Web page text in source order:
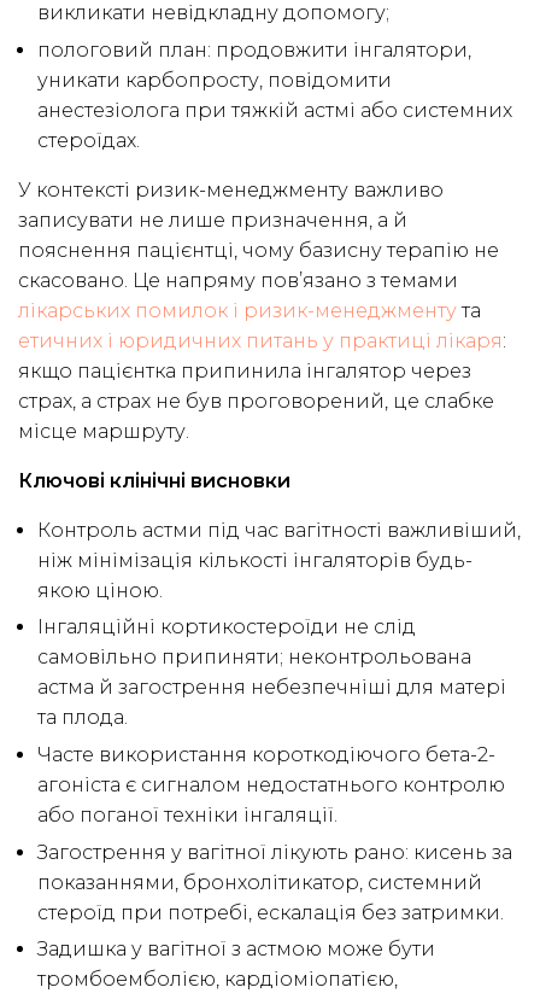
викликати невідкладну допомогу;
пологовий план: продовжити інгалятори,
уникати карбопросту, повідомити
анестезіолога при тяжкій астмі або системних
стероїдах.
У контексті ризик-менеджменту важливо
записувати не лише призначення, а й
пояснення пацієнтці, чому базисну терапію не
скасовано. Це напряму пов’язано з темами
лікарських помилок і ризик-менеджментута
етичних і юридичних питань у практиці лікаря:
якщо пацієнтка припинила інгалятор через
страх, а страх не був проговорений, це слабке
місце маршруту.
Ключові клінічні висновки
Контроль астми під час вагітності важливіший,
ніж мінімізація кількості інгаляторів будь-
якою ціною.
Інгаляційні кортикостероїди не слід
самовільно припиняти; неконтрольована
астма й загострення небезпечніші для матері
та плода.
Часте використання короткодіючого бета-2-
агоніста є сигналом недостатнього контролю
або поганої техніки інгаляції.
Загострення у вагітної лікують рано: кисень за
показаннями, бронхолітикатор, системний
стероїд при потребі, ескалація без затримки.
Задишка у вагітної з астмою може бути
тромбоемболією, кардіоміопатією,